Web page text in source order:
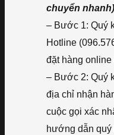
chuyển nhanh)
– Bước 1: Quý
Hotline
đặt hàng
– Bước 2: Quý
địa chỉ nhận
cuộc gọi xác
hướng dẫn quý